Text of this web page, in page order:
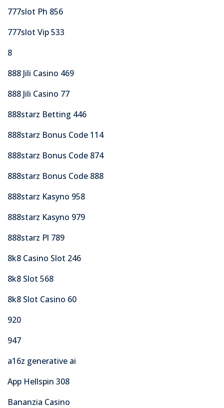
777slot Ph 856
777slot Vip 533
8
888 Jili Casino 469
888 Jili Casino 77
888starz Betting 446
888starz Bonus Code 114
888starz Bonus Code 874
888starz Bonus Code 888
888starz Kasyno 958
888starz Kasyno 979
888starz Pl 789
8k8 Casino Slot 246
8k8 Slot 568
8k8 Slot Casino 60
920
947
a16z generative ai
App Hellspin 308
Bananzia Casino